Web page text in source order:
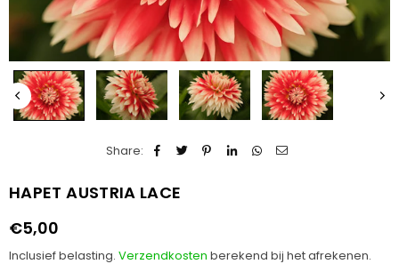
Share:
HAPET AUSTRIA LACE
Normale
prijs
€5,00
Inclusief belasting. Verzendkosten berekend bij het afrekenen.